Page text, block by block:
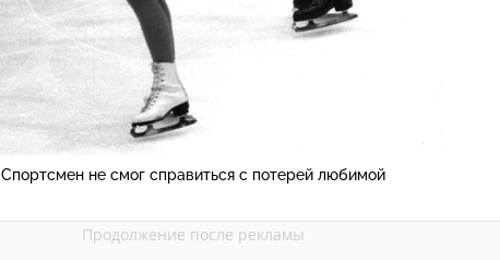
Спортсмен не смог справиться с потерей любимой